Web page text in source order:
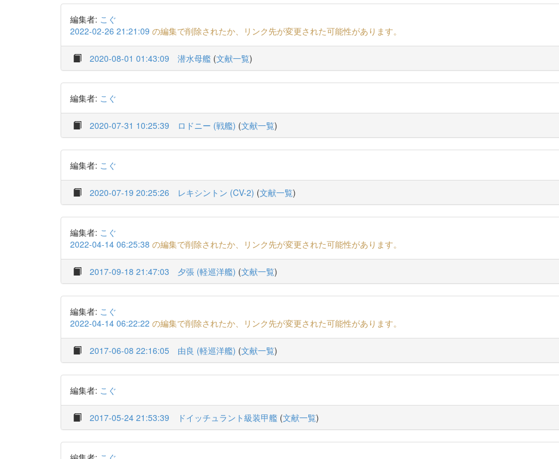
編集者: こぐ
2022-02-26 21:21:09 の編集で削除されたか、リンク先が変更された可能性があります。
2020-08-01 01:43:09 潜水母艦 (文献一覧)
編集者: こぐ
2020-07-31 10:25:39 ロドニー (戦艦) (文献一覧)
編集者: こぐ
2020-07-19 20:25:26 レキシントン (CV-2) (文献一覧)
編集者: こぐ
2022-04-14 06:25:38 の編集で削除されたか、リンク先が変更された可能性があります。
2017-09-18 21:47:03 夕張 (軽巡洋艦) (文献一覧)
編集者: こぐ
2022-04-14 06:22:22 の編集で削除されたか、リンク先が変更された可能性があります。
2017-06-08 22:16:05 由良 (軽巡洋艦) (文献一覧)
編集者: こぐ
2017-05-24 21:53:39 ドイッチュラント級装甲艦 (文献一覧)